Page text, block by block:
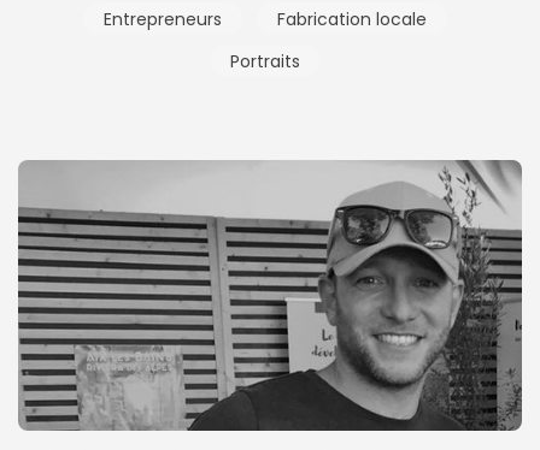
Entrepreneurs
Fabrication locale
Portraits